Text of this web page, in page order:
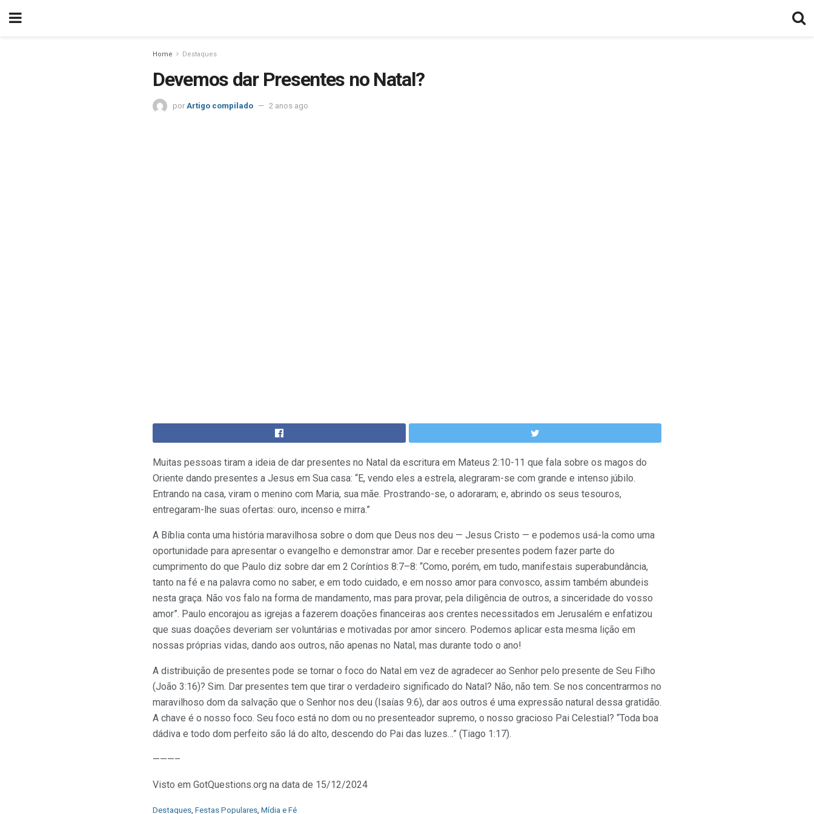
Home Destaques
Devemos dar Presentes no Natal?
por Artigo compilado 2 anos ago
Muitas pessoas tiram a ideia de dar presentes no Natal da escritura em Mateus 2:10-11 que fala sobre os magos do
Oriente dando presentes a Jesus em Sua casa: “E, vendo eles a estrela, alegraram-se com grande e intenso júbilo.
Entrando na casa, viram o menino com Maria, sua mãe. Prostrando-se, o adoraram; e, abrindo os seus tesouros,
entregaram-lhe suas ofertas: ouro, incenso e mirra.”
A Bíblia conta uma história maravilhosa sobre o dom que Deus nos deu — Jesus Cristo — e podemos usá-la como uma
oportunidade para apresentar o evangelho e demonstrar amor. Dar e receber presentes podem fazer parte do
cumprimento do que Paulo diz sobre dar em 2 Coríntios 8:7–8: “Como, porém, em tudo, manifestais superabundância,
tanto na fé e na palavra como no saber, e em todo cuidado, e em nosso amor para convosco, assim também abundeis
nesta graça. Não vos falo na forma de mandamento, mas para provar, pela diligência de outros, a sinceridade do vosso
amor”. Paulo encorajou as igrejas a fazerem doações financeiras aos crentes necessitados em Jerusalém e enfatizou
que suas doações deveriam ser voluntárias e motivadas por amor sincero. Podemos aplicar esta mesma lição em
nossas próprias vidas, dando aos outros, não apenas no Natal, mas durante todo o ano!
A distribuição de presentes pode se tornar o foco do Natal em vez de agradecer ao Senhor pelo presente de Seu Filho
(João 3:16)? Sim. Dar presentes tem que tirar o verdadeiro significado do Natal? Não, não tem. Se nos concentrarmos no
maravilhoso dom da salvação que o Senhor nos deu (Isaías 9:6), dar aos outros é uma expressão natural dessa gratidão.
A chave é o nosso foco. Seu foco está no dom ou no presenteador supremo, o nosso gracioso Pai Celestial? “Toda boa
dádiva e todo dom perfeito são lá do alto, descendo do Pai das luzes…” (Tiago 1:17).
———–
Visto em GotQuestions.org na data de 15/12/2024
C
Destaques, Festas Populares, Mídia e Fé